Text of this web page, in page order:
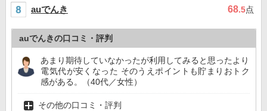
auでんき 68.5点
auでんきの口コミ・評判
あまり期待していなかったが利用してみると思ったより
電気代が安くなった そのうえポイントも貯まりおトク
感がある。（40代／女性）
その他の口コミ・評判